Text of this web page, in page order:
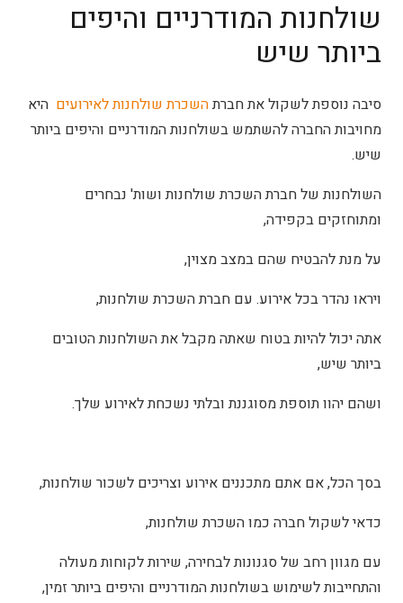
שולחנות המודרניים והיפים
ביותר שיש
סיבה נוספת לשקול את חברתהשכרת שולחנות לאירועים היא
מחויבות החברה להשתמש בשולחנות המודרניים והיפים ביותר
שיש.
השולחנות של חברת השכרת שולחנות ושות' נבחרים
ומתוחזקים בקפידה,
על מנת להבטיח שהם במצב מצוין,
ויראו נהדר בכל אירוע. עם חברת השכרת שולחנות,
אתה יכול להיות בטוח שאתה מקבל את השולחנות הטובים
ביותר שיש,
ושהם יהוו תוספת מסוגננת ובלתי נשכחת לאירוע שלך.
בסך הכל, אם אתם מתכננים אירוע וצריכים לשכור שולחנות,
כדאי לשקול חברה כמו השכרת שולחנות,
עם מגוון רחב של סגנונות לבחירה, שירות לקוחות מעולה
והתחייבות לשימוש בשולחנות המודרניים והיפים ביותר זמין,